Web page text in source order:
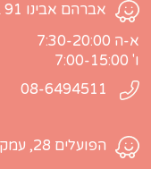
אברהם אבינו 91 באר שבע
א-ה 7:30-20:00
ו' 7:00-15:00
הפועלים 28, עמק שרה באר שבע